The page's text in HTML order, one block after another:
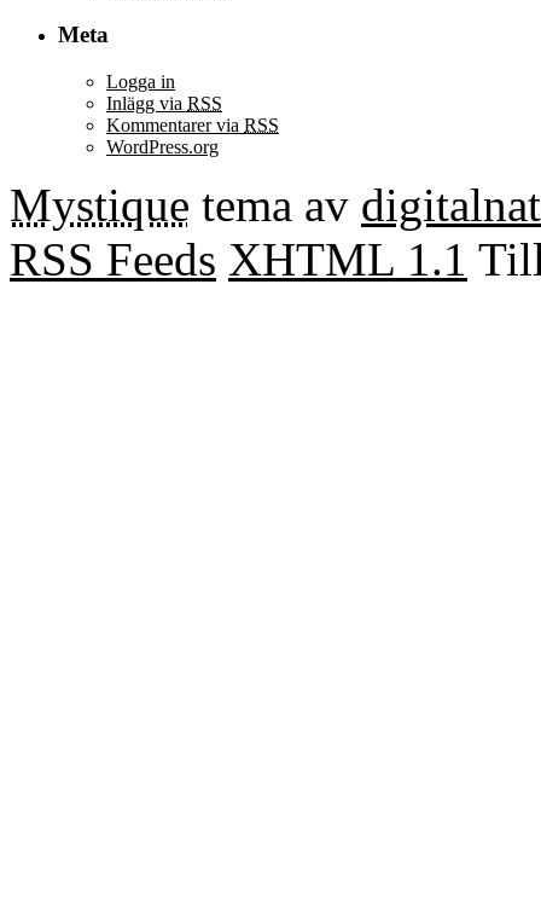
Meta
Logga in
Inlägg via RSS
Kommentarer via RSS
WordPress.org
Mystique tema av
RSS Feeds XHTML 1.1